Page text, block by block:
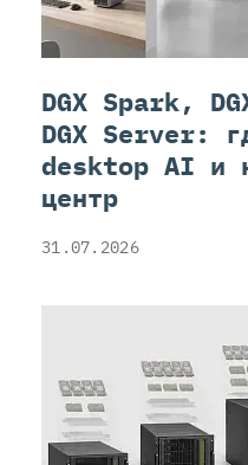
DGX Spark,
DGX Server:
desktop AI и
центр
31.07.2026